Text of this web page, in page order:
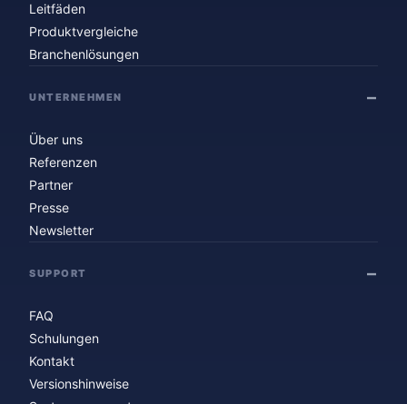
Leitfäden
Produktvergleiche
Branchenlösungen
UNTERNEHMEN
Über uns
Referenzen
Partner
Presse
Newsletter
SUPPORT
FAQ
Schulungen
Kontakt
Versionshinweise